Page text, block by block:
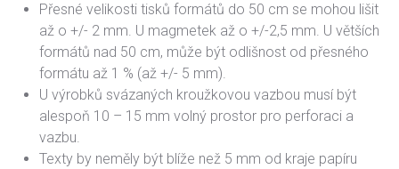
Přesné velikosti tisků formátů do 50 cm se mohou lišit
až o +/- 2 mm. U magmetek až o +/-2,5 mm. U větších
formátů nad 50 cm, může být odlišnost od přesného
formátu až 1 % (až +/- 5 mm).
U výrobků svázaných kroužkovou vazbou musí být
alespoň 10 – 15 mm volný prostor pro perforaci a
vazbu.
Texty by neměly být blíže než 5 mm od kraje papíru